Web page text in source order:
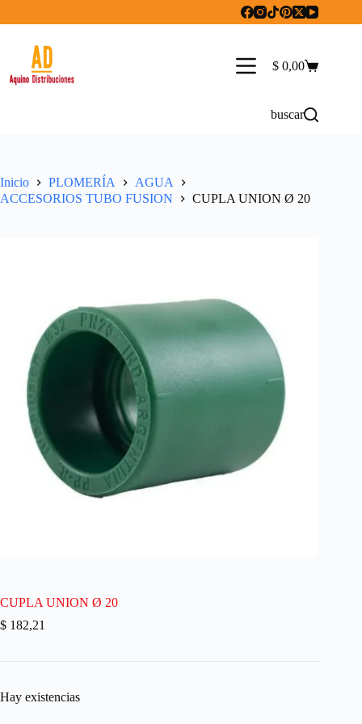
Carro
$ 0,00
buscar
Inicio PLOMERÍA
AGUA
ACCESORIOS TUBO FUSION
CUPLA UNION Ø 20
CUPLA UNION Ø 20
$ 182,21
Hay existencias